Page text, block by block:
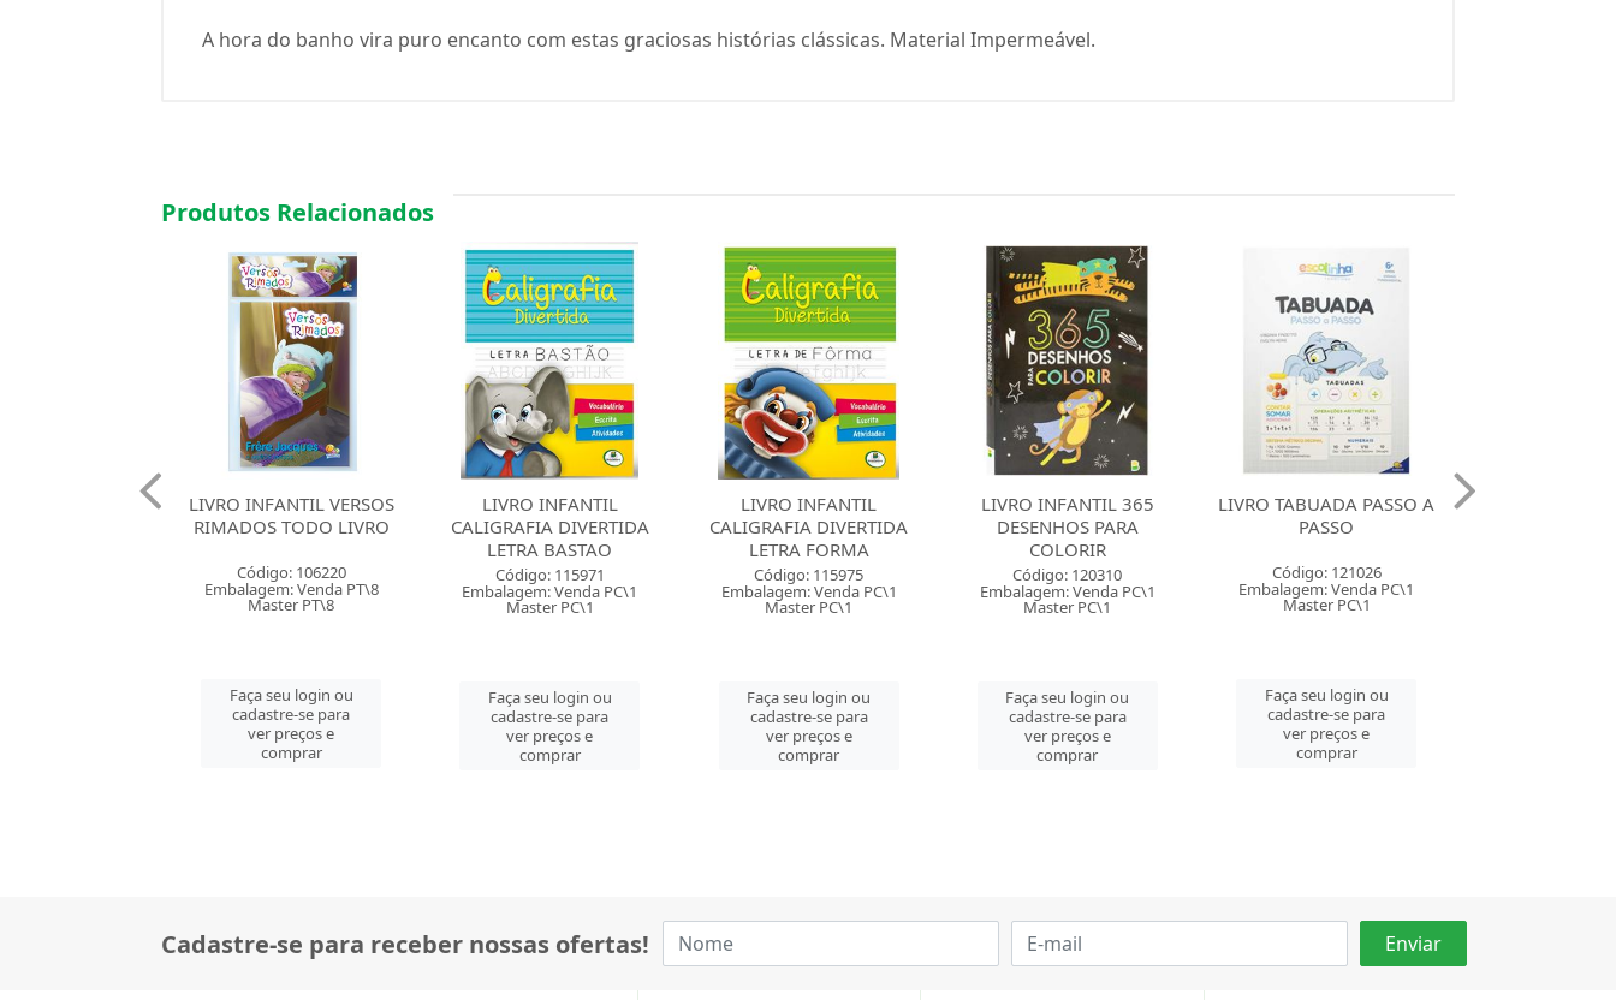
A hora do banho vira puro encanto com estas graciosas histórias clássicas. Material Impermeável.
Produtos Relacionados
LIVRO INFANTIL
CALIGRAFIA DIVERTIDA
Código: 115971
Embalagem: Venda PC\1
Master PC\1
Faça seu login ou
cadastre-se para
ver preços e
comprar
LIVRO INFANTIL
CALIGRAFIA DIVERTIDA
LETRA FORMA
Código: 115975
Embalagem: Venda PC\1
Master PC\1
Faça seu login ou
cadastre-se para
ver preços e
comprar
LIVRO INFANTIL 365
DESENHOS PARA
COLORIR
Código: 120310
Embalagem: Venda PC\1
Master PC\1
Faça seu login ou
cadastre-se para
ver preços e
comprar
LIVRO TABUADA PASSO A
PASSO
Código: 121026
Embalagem: Venda PC\1
Master PC\1
Faça seu login ou
cadastre-se para
ver preços e
comprar
LIVRO INFANTIL
COLORINDO HISTORIAS
Código: 127994
Embalagem: Venda PT\1
Master PT\1
Faça seu login ou
cadastre-se para
ver preços e
comprar
Cadastre-se para receber nossas ofertas!